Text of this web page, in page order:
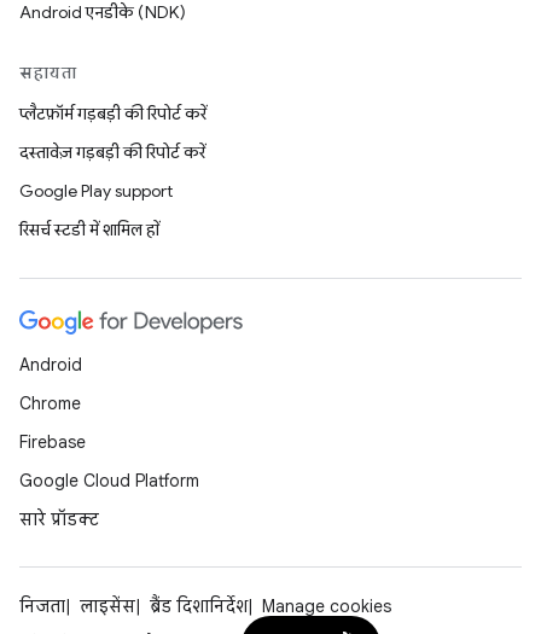
Android एनडीके (NDK)
सहायता
प्लैटफ़ॉर्म गड़बड़ी की रिपोर्ट करें
दस्तावेज़ गड़बड़ी की रिपोर्ट करें
Google Play support
रिसर्च स्टडी में शामिल हों
Android
Chrome
Firebase
Google Cloud Platform
सारे प्रॉडक्ट
निजता लाइसेंस ब्रैंड दिशानिर्देश Manage cookies